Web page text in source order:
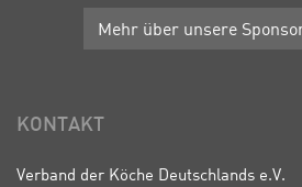
Mehr über unsere
KONTAKT
Verband der Köche Deutschlands e.V.